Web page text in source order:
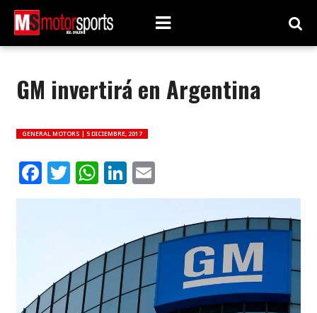
GM invertirá en Argentina
GENERAL MOTORS | 5 DICIEMBRE, 2017
Facebook
Twitter
WhatsApp
LinkedIn
Email